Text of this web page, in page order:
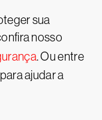
sua
nosso
. Ou entre
ajudar a